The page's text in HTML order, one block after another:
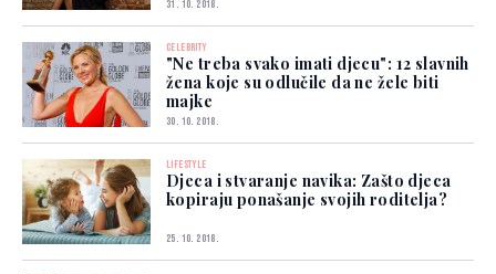
31. 10. 2018.
CELEBRITY
"Ne treba svako imati djecu": 12 slavnih
žena koje su odlučile da ne žele biti
majke
30. 10. 2018.
LIFESTYLE
Djeca i stvaranje navika: Zašto djeca
kopiraju ponašanje svojih roditelja?
25. 10. 2018.